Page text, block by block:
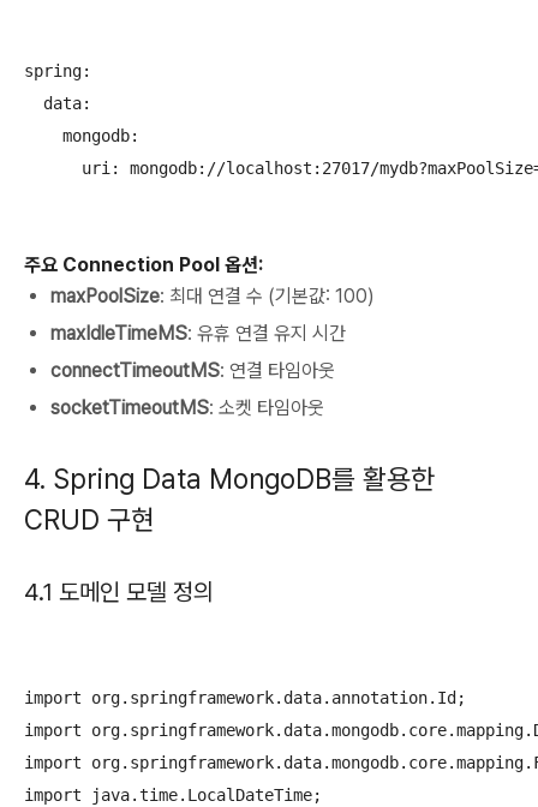
spring:
  data:
    mongodb:
uri: mongodb://localhost:27017/
주요 Connection Pool 옵션:
maxPoolSize: 최대 연결 수 (기본값: 100)
maxIdleTimeMS: 유휴 연결 유지 시간
connectTimeoutMS: 연결 타임아웃
socketTimeoutMS: 소켓 타임아웃
4. Spring Data MongoDB를 활용한
CRUD 구현
4.1 도메인 모델 정의
import org.springframework.data.annotation.Id;
import
import
import java.time.LocalDateTime;